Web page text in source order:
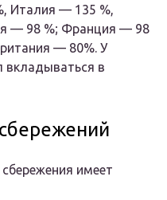
Италия — 135 %,
— 98 %; Франция — 98
— 80%. У
вкладываться в
имеет